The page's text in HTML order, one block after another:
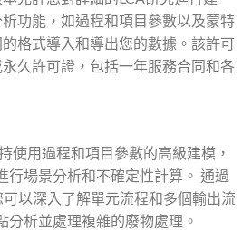
功能，如過程和項目參數以及蒙特
格式導入和導出您的數據。該許可
久許可證，包括一年服務合同和各
使用過程和項目參數的高級建模，
行場景分析和不確定性計算。 通過
以深入了解單元流程和多個輸出流
分析並處理複雜的廢物處理。